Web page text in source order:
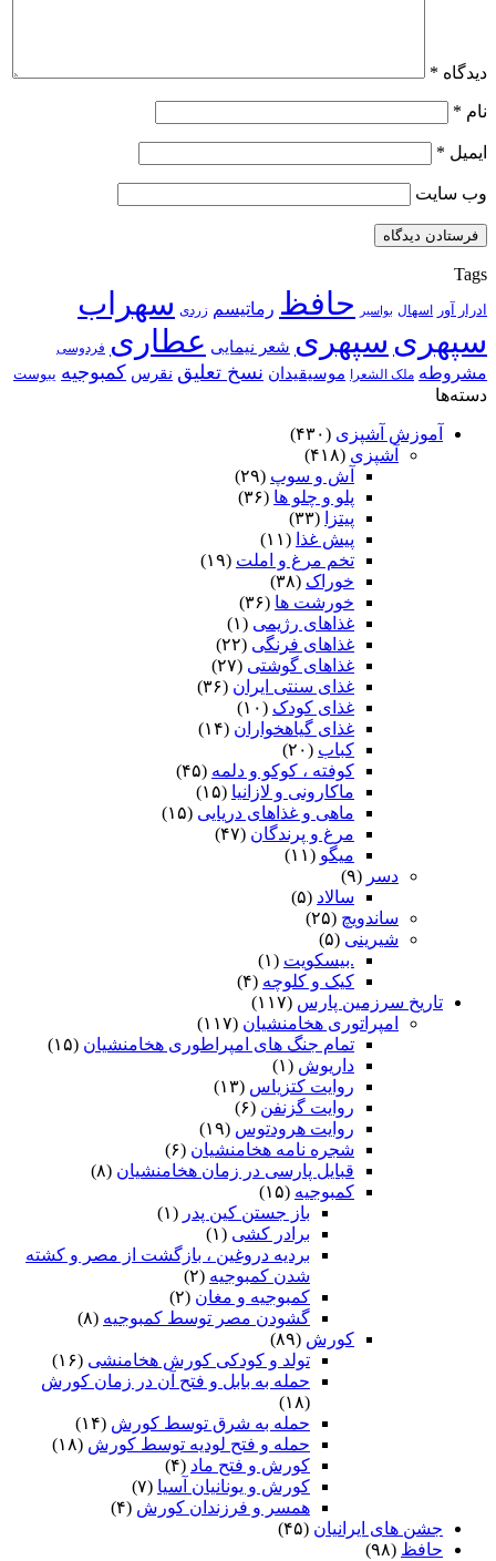
دیدگاه *
نام *
ایمیل *
وب‌ سایت
Tags
ادرار آور اسهال بواسیر حافظ رماتیسم زردی سهراب
سپهری سپهری شعر نیمایی عطاری فردوسی
مشروطه ملک الشعرا موسیقیدان نسخ تعلیق نقرس کمبوجیه یبوست
دسته‌ها
آموزش آشپزی (۴۳۰)
آشپزی (۴۱۸)
آش و سوپ (۲۹)
پلو و چلو ها (۳۶)
پیتزا
(۳۳)
پیش غذا (۱۱)
تخم مرغ و املت (۱۹)
خوراک (۳۸)
خورشت ها (۳۶)
غذاهای رژیمی (۱)
غذاهای فرنگی (۲۲)
غذاهای گوشتی (۲۷)
غذای سنتی ایران (۳۶)
غذای کودک (۱۰)
غذای گیاهخواران (۱۴)
کباب (۲۰)
کوفته ، کوکو و دلمه (۴۵)
ماکارونی و لازانیا (۱۵)
ماهی و غذاهای دریایی (۱۵)
مرغ و پرندگان (۴۷)
میگو (۱۱)
دسر (۹)
سالاد (۵)
ساندویچ (۲۵)
شیرینی (۵)
.بیسکویت (۱)
کیک و کلوچه (۴)
تاریخ سرزمین پارس (۱۱۷)
امپراتوری هخامنشیان (۱۱۷)
تمام جنگ های امپراطوری هخامنشیان (۱۵)
داریوش (۱)
روایت کتزیاس (۱۳)
روایت گزنفن (۶)
روایت هرودتوس (۱۹)
شجره نامه هخامنشیان (۶)
قبایل پارسی در زمان هخامنشیان (۸)
کمبوجیه (۱۵)
باز جستن کین پدر (۱)
برادر کشی (۱)
بردیه دروغین ، بازگشت از مصر و کشته
شدن کمبوجیه (۲)
کمبوجیه و مغان (۲)
گشودن مصر توسط کمبوجیه (۸)
کورش (۸۹)
تولد و کودکی کورش هخامنشی (۱۶)
حمله به بابل و فتح آن در زمان کورش
(۱۸)
حمله به شرق توسط کورش (۱۴)
حمله و فتح لودیه توسط کورش (۱۸)
کورش و فتح ماد (۴)
کورش و یونانیان آسیا (۷)
همسر و فرزندان کورش (۴)
جشن های ایرانیان (۴۵)
حافظ (۹۸)